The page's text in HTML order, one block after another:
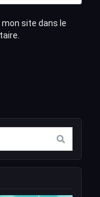
site dans le